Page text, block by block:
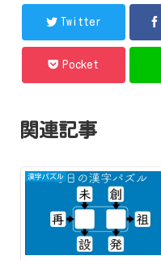
Twitter
Pocket
関連記事
漢字パズル